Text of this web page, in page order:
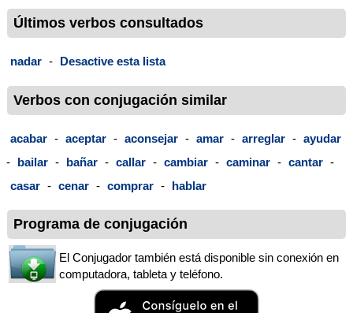
Últimos verbos consultados
nadar - Desactive esta lista
Verbos con conjugación similar
acabar - aceptar - aconsejar - amar - arreglar - ayudar
- bailar - bañar - callar - cambiar - caminar - cantar -
casar - cenar - comprar - hablar
Programa de conjugación
El Conjugador también está disponible sin conexión en
computadora, tableta y teléfono.